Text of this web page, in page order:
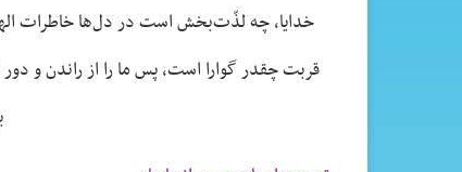
خدایا، چه لذّت‌بخش است در دل‌ها خاطرات
قربت چقدر گوارا است، پس ما را از راندن و